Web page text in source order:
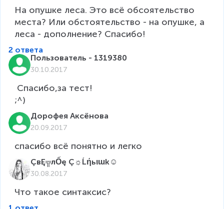
На опушке леса. Это всё обсоятельство
места? Или обстоятельство - на опушке, а
леса - дополнение? Спасибо!
2 ответа
Пользователь - 1319380
30.10.2017
;^)
Дорофея Аксёнова
20.09.2017
спасибо всё понятно и легко
ÇвĘ╦лỐę Ç☼Ĺήьιɯk☺
30.08.2017
Что такое синтаксис?